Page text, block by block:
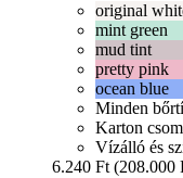
original
mint green
mud tint
pretty pink
ocean blue
Minden
Karton
Vízálló és
6.240 Ft (208.000